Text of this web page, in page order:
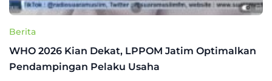
Berita
WHO 2026 Kian Dekat, LPPOM Jatim Optimalkan
Pendampingan Pelaku Usaha